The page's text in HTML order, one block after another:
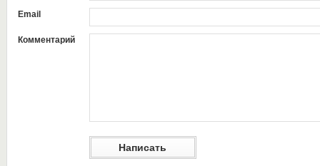
Email
Комментарий